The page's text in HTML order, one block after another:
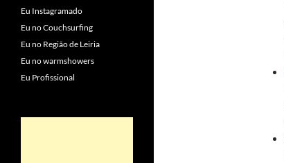
Eu Instagramado
Eu no Couchsurfing
Eu no Região de Leiria
Eu no warmshowers
Eu Profissional